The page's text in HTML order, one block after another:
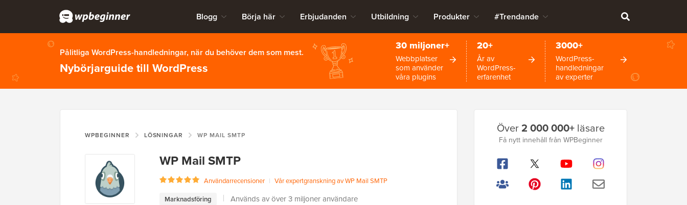
Blogg Börja här Erbjudanden Utbildning Produkter #Trendande
Pålitliga WordPress-handledningar, när du behöver dem som mest.
Nybörjarguide till WordPress
30 miljoner+
Webbplatser
som använder
våra plugins
20+
År av
WordPress-
erfarenhet
3000+
WordPress-
handledningar
av experter
WPBEGINNER LÖSNINGAR WP MAIL SMTP
WP Mail SMTP
Användarrecensioner | Vår expertgranskning av WP Mail SMTP
Marknadsföring Används av över 3 miljoner användare
Primär
sidofält
Över2 000 000+läsare
Få nytt innehåll från WPBeginner